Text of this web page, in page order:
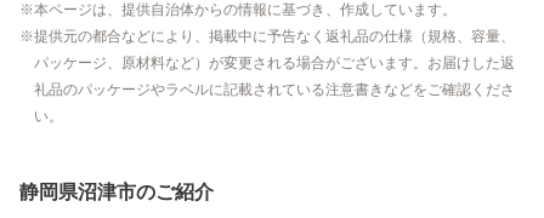
本ページは、提供自治体からの情報に基づき、作成しています。
提供元の都合などにより、掲載中に予告なく返礼品の仕様（規格、容量、
パッケージ、原材料など）が変更される場合がございます。お届けした返
礼品のパッケージやラベルに記載されている注意書きなどをご確認くださ
い。
静岡県沼津市のご紹介